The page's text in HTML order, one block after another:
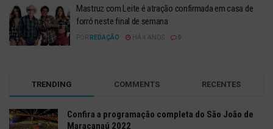
Mastruz com Leite é atração confirmada em casa de
forró neste final de semana
POR REDAÇÃO HÁ 4 ANOS
TRENDING COMMENTS RECENTES
Confira a programação completa do São João de
Maracanaú 2022